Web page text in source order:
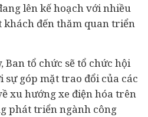
lên kế hoạch với nhiều
khách đến thăm quan triển
Ban tổ chức sẽ tổ chức hội
góp mặt trao đổi của các
xu hướng xe điện hóa trên
phát triển ngành công